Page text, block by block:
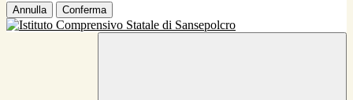
Annulla Conferma